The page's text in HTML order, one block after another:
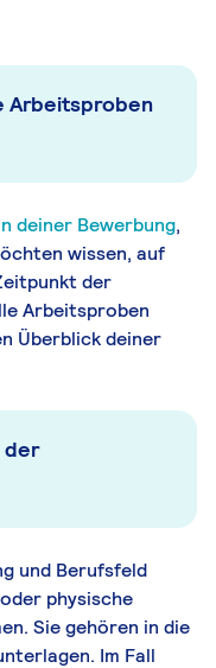
Arbeitsproben
deiner Bewerbung,
wissen, auf
der
Arbeitsproben
Überblick deiner
der
und Berufsfeld
physische
Sie gehören in die
Im Fall